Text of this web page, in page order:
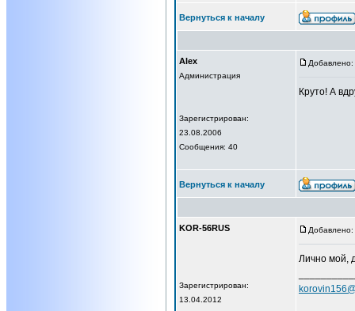
Вернуться к началу
Alex
Администрация
Зарегистрирован:
23.08.2006
Сообщения: 40
Круто! А
Вернуться к началу
KOR-56RUS
Зарегистрирован:
13.04.2012
Лично мой,